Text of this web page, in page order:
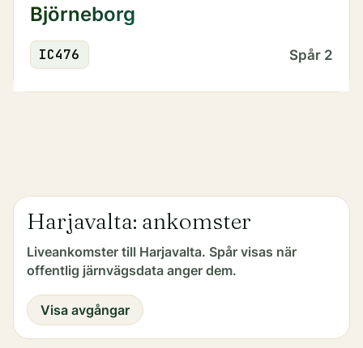
Björneborg
IC476 Spår 2
Harjavalta: ankomster
Liveankomster till Harjavalta. Spår visas när
offentlig järnvägsdata anger dem.
Visa avgångar